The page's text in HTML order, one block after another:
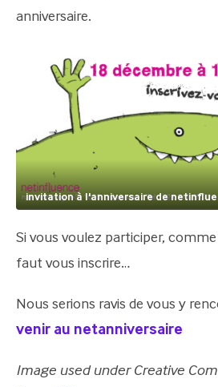
anniversaire.
invitation à l'anniversaire de
Si vous voulez participer,
faut vous inscrire…
Nous serions ravis de vous y
venir au netanniversaire
Image used under Creative